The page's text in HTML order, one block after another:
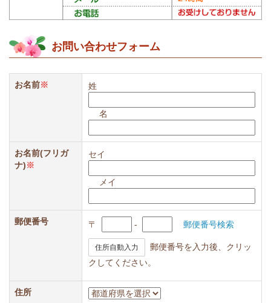
お問い合わせフォーム
お名前※ 姓
名
お名前(フリガ
ナ)※
セイ
メイ
郵便番号 〒 - 郵便番号検索
住所自動入力
郵便番号を入力後、クリッ
クしてください。
住所